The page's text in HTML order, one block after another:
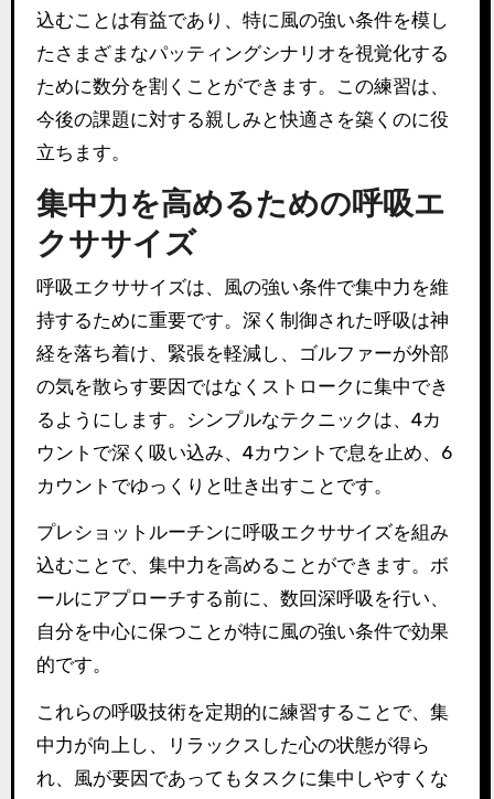
込むことは有益であり、特に風の強い条件を模し
たさまざまなパッティングシナリオを視覚化する
ために数分を割くことができます。この練習は、
今後の課題に対する親しみと快適さを築くのに役
立ちます。
集中力を高めるための呼吸エ
クササイズ
呼吸エクササイズは、風の強い条件で集中力を維
持するために重要です。深く制御された呼吸は神
経を落ち着け、緊張を軽減し、ゴルファーが外部
の気を散らす要因ではなくストロークに集中でき
るようにします。シンプルなテクニックは、4カ
ウントで深く吸い込み、4カウントで息を止め、6
カウントでゆっくりと吐き出すことです。
プレショットルーチンに呼吸エクササイズを組み
込むことで、集中力を高めることができます。ボ
ールにアプローチする前に、数回深呼吸を行い、
自分を中心に保つことが特に風の強い条件で効果
的です。
これらの呼吸技術を定期的に練習することで、集
中力が向上し、リラックスした心の状態が得ら
れ、風が要因であってもタスクに集中しやすくな